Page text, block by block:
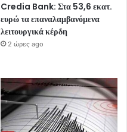
Credia Bank: Στα 53,6 εκατ.
ευρώ τα επαναλαμβανόμενα
λειτουργικά κέρδη
2 ώρες ago